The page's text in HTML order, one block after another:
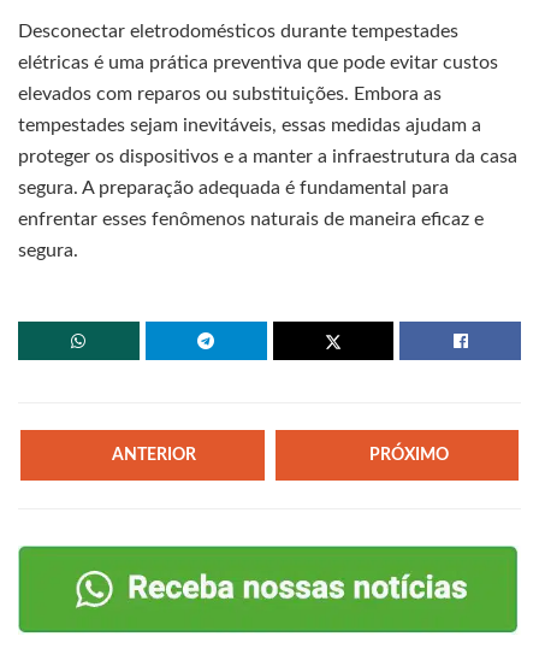
Desconectar eletrodomésticos durante tempestades
elétricas é uma prática preventiva que pode evitar custos
elevados com reparos ou substituições. Embora as
tempestades sejam inevitáveis, essas medidas ajudam a
proteger os dispositivos e a manter a infraestrutura da casa
segura. A preparação adequada é fundamental para
enfrentar esses fenômenos naturais de maneira eficaz e
segura.
ANTERIOR PRÓXIMO